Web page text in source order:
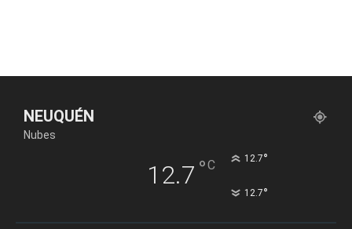
NEUQUÉN
Nubes
12.7 °C 12.7°
12.7°